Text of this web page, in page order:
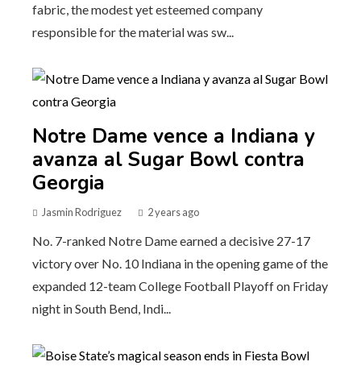
fabric, the modest yet esteemed company
responsible for the material was sw...
Notre Dame vence a Indiana y
avanza al Sugar Bowl contra
Georgia
Jasmin Rodriguez 2 years ago
No. 7-ranked Notre Dame earned a decisive 27-17
victory over No. 10 Indiana in the opening game of the
expanded 12-team College Football Playoff on Friday
night in South Bend, Indi...